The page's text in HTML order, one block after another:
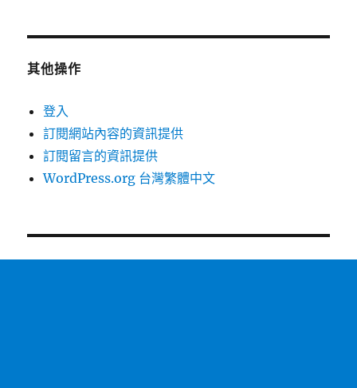
其他操作
登入
訂閱網站內容的資訊提供
訂閱留言的資訊提供
WordPress.org 台灣繁體中文